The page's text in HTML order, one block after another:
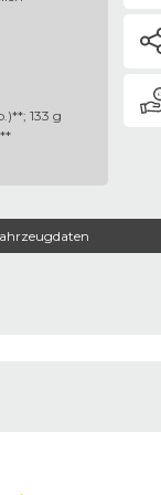
133 g
€